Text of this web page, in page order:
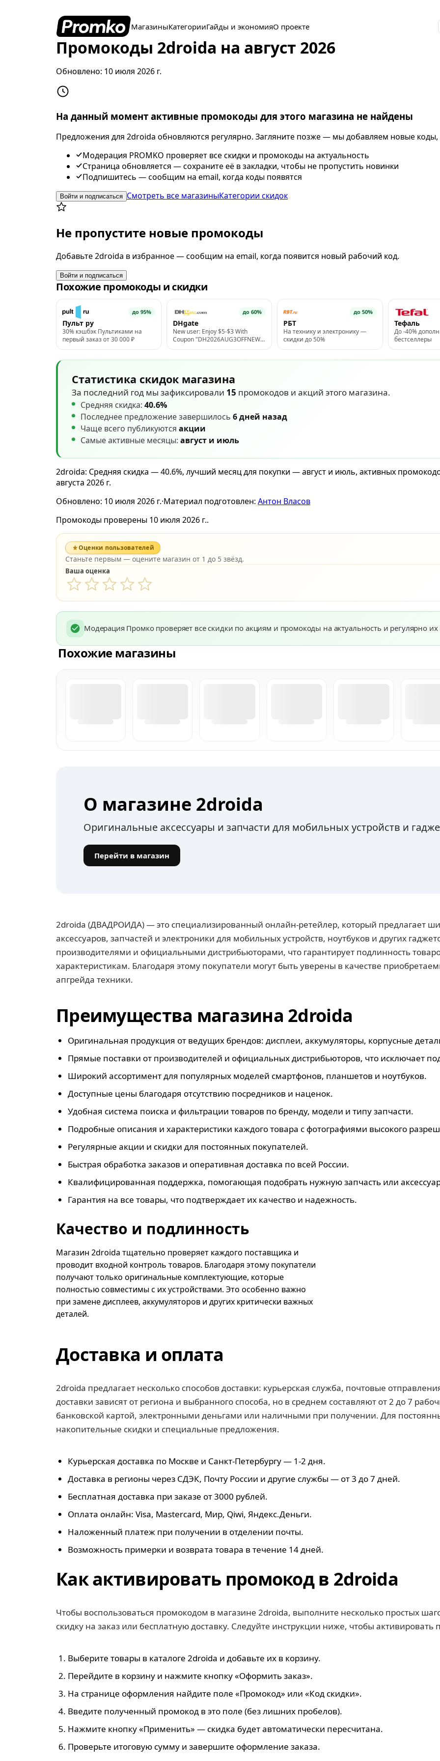
МагазиныКатегорииГайды и экономияО проекте
Промокоды 2droida на август 2026
Обновлено: 10 июля 2026 г.
На данный момент активные промокоды для этого магазина не найдены
Предложения для 2droida обновляются регулярно. Загляните позже — мы добавляем новые коды,
Модерация PROMKO проверяет все скидки и промокоды на актуальность
Страница обновляется — сохраните её в закладки, чтобы не пропустить новинки
Подпишитесь — сообщим на email, когда коды появятся
Войти и подписаться Смотреть все магазиныКатегории скидок
Не пропустите новые промокоды
Добавьте 2droida в избранное — сообщим на email, когда появится новый рабочий код.
Войти и подписаться
Похожие промокоды и скидки
до 95%
Пульт ру
30% кэшбэк Пультиками на
первый заказ от 30 000 ₽
до 60%
DHgate
New user: Enjoy $5-$3 With
Coupon "DH2026AUG3OFFNEW"
до 50%
РБТ
На технику и электронику —
скидки до 50%
Тефаль
До -40%
бестселлеры
Статистика скидок магазина
За последний год мы зафиксировали 15 промокодов и акций этого магазина.
Средняя скидка: 40.6%
Последнее предложение завершилось 6 дней назад
Чаще всего публикуются акции
Самые активные месяцы: август и июль
2droida: Средняя скидка — 40.6%, лучший месяц для покупки — август и июль, активных
августа 2026 г.
Обновлено: 10 июля 2026 г.·Материал подготовлен: Антон Власов
Промокоды проверены 10 июля 2026 г..
Оценки пользователей
Станьте первым — оцените магазин от 1 до 5 звёзд.
Ваша оценка
Модерация Промко проверяет все скидки по акциям и промокоды на актуальность и регулярно их
Похожие магазины
О магазине 2droida
Оригинальные аксессуары и запчасти для мобильных устройств и
Перейти в магазин
2droida (ДВАДРОИДА) — это специализированный онлайн-ретейлер, который предлагает
аксессуаров, запчастей и электроники для мобильных устройств, ноутбуков и других
производителями и официальными дистрибьюторами, что гарантирует подлинность
характеристикам. Благодаря этому покупатели могут быть уверены в качестве
апгрейда техники.
Преимущества магазина 2droida
Оригинальная продукция от ведущих брендов: дисплеи, аккумуляторы, корпусные
Прямые поставки от производителей и официальных дистрибьюторов, что исключает
Широкий ассортимент для популярных моделей смартфонов, планшетов и ноутбуков.
Доступные цены благодаря отсутствию посредников и наценок.
Удобная система поиска и фильтрации товаров по бренду, модели и типу запчасти.
Подробные описания и характеристики каждого товара с фотографиями высокого
Регулярные акции и скидки для постоянных покупателей.
Быстрая обработка заказов и оперативная доставка по всей России.
Квалифицированная поддержка, помогающая подобрать нужную запчасть или
Гарантия на все товары, что подтверждает их качество и надежность.
Качество и подлинность
Магазин 2droida тщательно проверяет каждого поставщика и
проводит входной контроль товаров. Благодаря этому покупатели
получают только оригинальные комплектующие, которые
полностью совместимы с их устройствами. Это особенно важно
при замене дисплеев, аккумуляторов и других критически важных
деталей.
Доставка и оплата
2droida предлагает несколько способов доставки: курьерская служба, почтовые
доставки зависят от региона и выбранного способа, но в среднем составляют от 2 до 7
банковской картой, электронными деньгами или наличными при получении. Для
накопительные скидки и специальные предложения.
Курьерская доставка по Москве и Санкт-Петербургу — 1-2 дня.
Доставка в регионы через СДЭК, Почту России и другие службы — от 3 до 7 дней.
Бесплатная доставка при заказе от 3000 рублей.
Оплата онлайн: Visa, Mastercard, Мир, Qiwi, Яндекс.Деньги.
Наложенный платеж при получении в отделении почты.
Возможность примерки и возврата товара в течение 14 дней.
Как активировать промокод в 2droida
Чтобы воспользоваться промокодом в магазине 2droida, выполните несколько простых
скидку на заказ или бесплатную доставку. Следуйте инструкции ниже, чтобы
Выберите товары в каталоге 2droida и добавьте их в корзину.
Перейдите в корзину и нажмите кнопку «Оформить заказ».
На странице оформления найдите поле «Промокод» или «Код скидки».
Введите полученный промокод в это поле (без лишних пробелов).
Нажмите кнопку «Применить» — скидка будет автоматически пересчитана.
Проверьте итоговую сумму и завершите оформление заказа.